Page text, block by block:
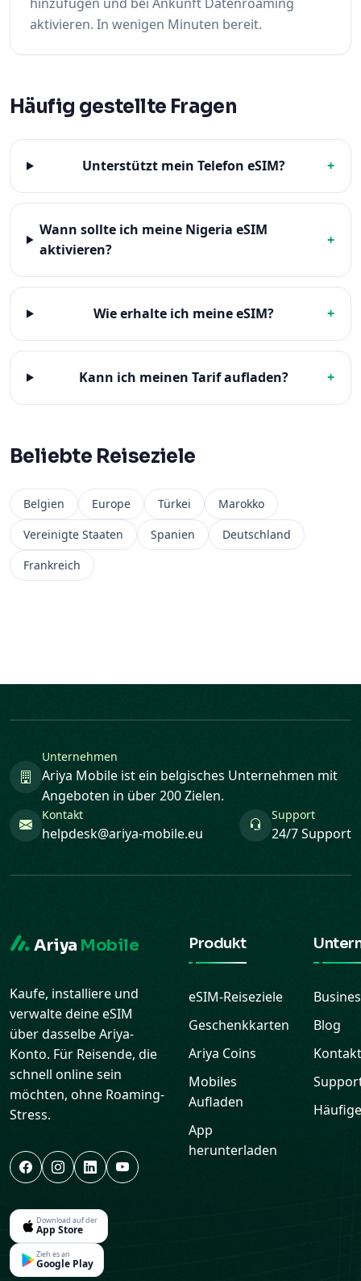
aktivieren. In wenigen Minuten bereit.
Häufig gestellte Fragen
Unterstützt mein Telefon eSIM? +
Wann sollte ich meine Nigeria eSIM
aktivieren?
+
Wie erhalte ich meine eSIM? +
Kann ich meinen Tarif aufladen? +
Beliebte Reiseziele
Belgien Europe Türkei
Marokko
Vereinigte Staaten
Spanien
Deutschland
Frankreich
Unternehmen
Ariya Mobile ist ein belgisches Unternehmen mit
Angeboten in über 200 Zielen.
Kontakt
helpdesk@ariya-mobile.eu
Support
24/7 Support
Ariya Mobile
Kaufe, installiere und
verwalte deine eSIM
über dasselbe Ariya-
Konto. Für Reisende, die
schnell online sein
möchten, ohne Roaming-
Stress.
Download auf der
App Store
Zieh es an
Google Play
Produkt
eSIM-Reiseziele
Geschenkkarten
Ariya Coins
Mobiles
Aufladen
App
herunterladen
Blog
Kontakt